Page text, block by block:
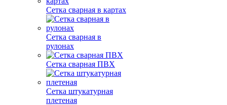
Сетка сварная в картах
Сетка сварная в
рулонах
Сетка сварная ПВХ
Сетка штукатурная
плетеная